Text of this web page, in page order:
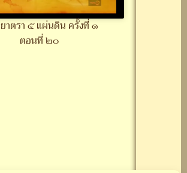
าตรา ๕ แผ่นดิน ครั้งที่ ๑
ตอนที่ ๒๐